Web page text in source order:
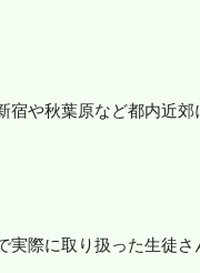
宿や秋葉原など都内近
実際に取り扱った生徒さ